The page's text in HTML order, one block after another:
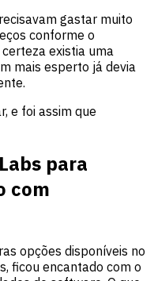
gastar muito
conforme o
existia uma
mais esperto já devia
e foi assim que
para
com
opções disponíveis no
ficou encantado com o